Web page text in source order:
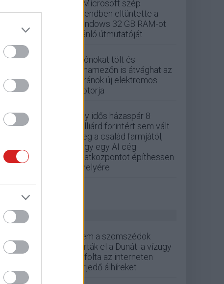
A Microsoft szép
csendben eltüntette a
Windows 32 GB RAM-ot
ajánló útmutatóját
Drónokat tölt és
aknamezőn is átvághat az
ukránok új elektromos
motorja
Egy idős házaspár 8
milliárd forintért sem vált
meg a család farmjától,
hogy egy AI cég
adatközpontot építhessen
a helyére
ZÖLD PÁLYA
Nem a szomszédok
zárták el a Dunát: a vízügy
cáfolta az interneten
terjedő álhíreket